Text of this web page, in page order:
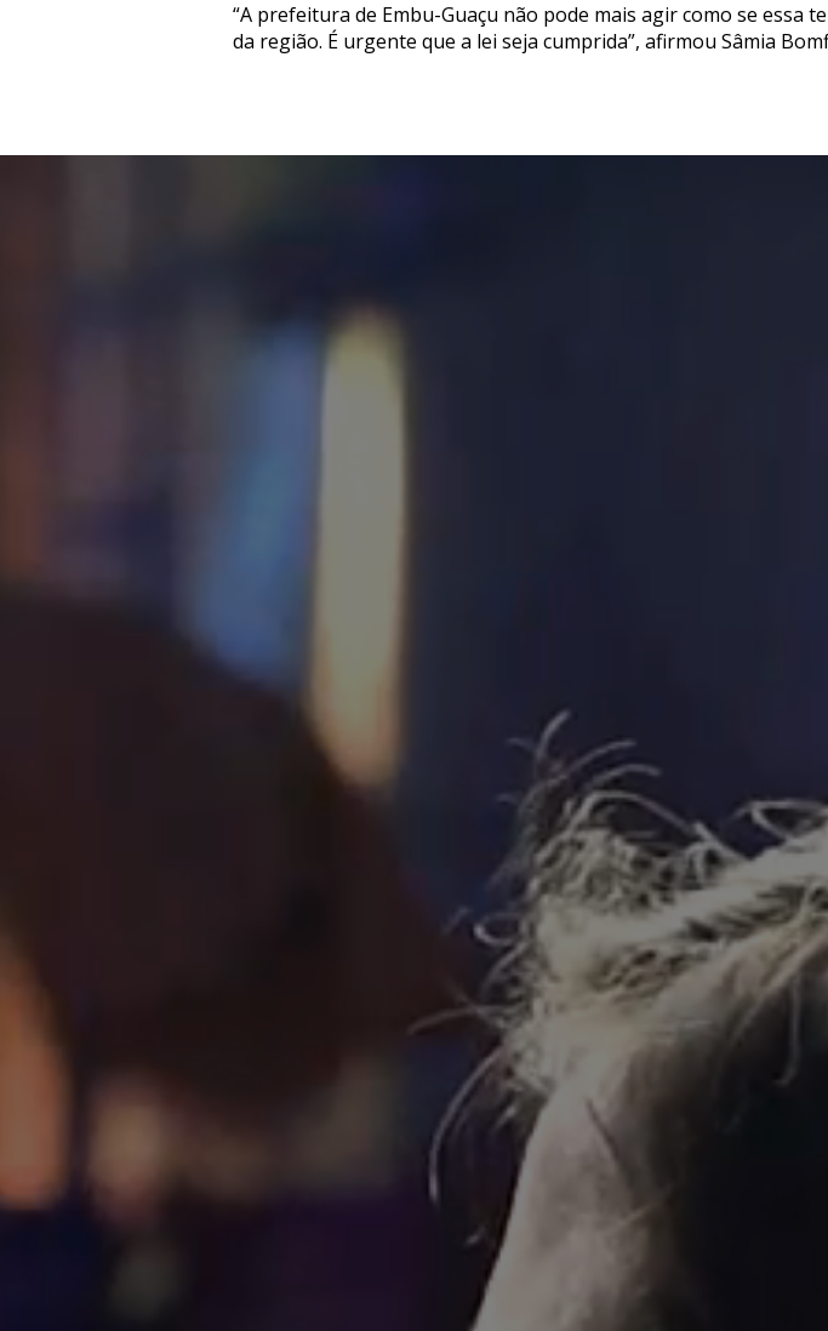
“A prefeitura de Embu-Guaçu não pode mais agir como se
da região. É urgente que a lei seja cumprida”, afirmou Sâmia